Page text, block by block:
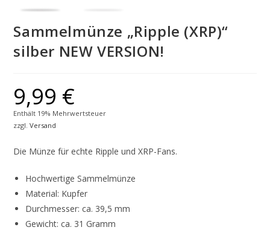
Sammelmünze „Ripple (XRP)“
silber NEW VERSION!
9,99 €
Enthält 19% Mehrwertsteuer
zzgl.Versand
Die Münze für echte Ripple und XRP-Fans.
Hochwertige Sammelmünze
Material: Kupfer
Durchmesser: ca. 39,5 mm
Gewicht: ca. 31 Gramm